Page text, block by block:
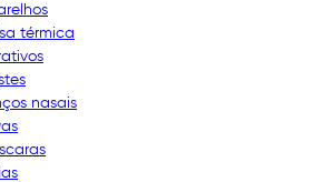
térmica
nasais